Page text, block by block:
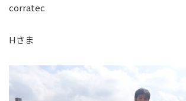
corratec
Hさま